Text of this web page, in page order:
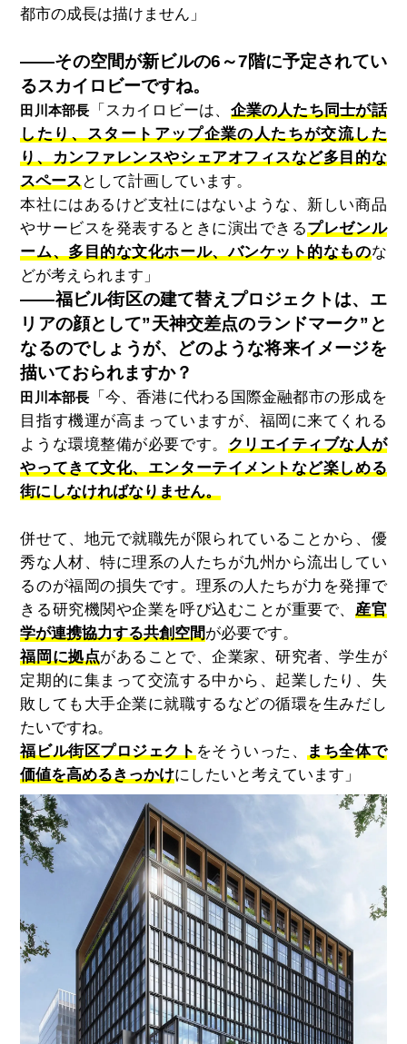
都市の成長は描けません」
――その空間が新ビルの6～7階に予定されてい
るスカイロビーですね。
田川本部長 「スカイロビーは、 企業の人たち同士が話
したり、スタートアップ企業の人たちが交流した
り、カンファレンスやシェアオフィスなど多目的な
スペース として計画しています。
本社にはあるけど支社にはないような、新しい商品
やサービスを発表するときに演出できるプレゼンル
ーム、多目的な文化ホール、バンケット的なものな
どが考えられます」
――福ビル街区の建て替えプロジェクトは、エ
リアの顔として”天神交差点のランドマーク”と
なるのでしょうが、どのような将来イメージを
描いておられますか？
田川本部長 「今、香港に代わる国際金融都市の形成を
目指す機運が高まっていますが、福岡に来てくれる
ような環境整備が必要です。 クリエイティブな人が
やってきて文化、エンターテイメントなど楽しめる
街にしなければなりません。
併せて、地元で就職先が限られていることから、優
秀な人材、特に理系の人たちが九州から流出してい
るのが福岡の損失です。理系の人たちが力を発揮で
きる研究機関や企業を呼び込むことが重要で、 産官
学が連携協力する共創空間が必要です。
福岡に拠点があることで、企業家、研究者、学生が
定期的に集まって交流する中から、起業したり、失
敗しても大手企業に就職するなどの循環を生みだし
たいですね。
福ビル街区プロジェクト をそういった、
まち全体で
価値を高めるきっかけにしたいと考えています」